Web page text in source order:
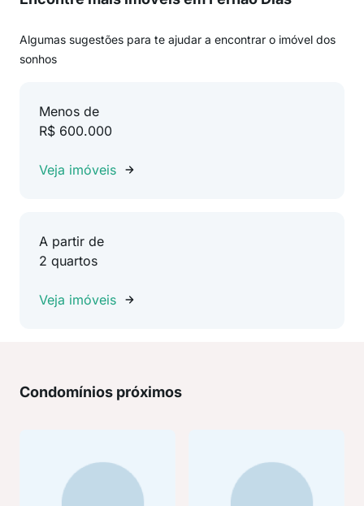
Algumas sugestões para te ajudar a encontrar o imóvel dos
sonhos
Menos de
R$ 600.000
Veja imóveis
A partir de
2 quartos
Veja imóveis
Condomínios próximos